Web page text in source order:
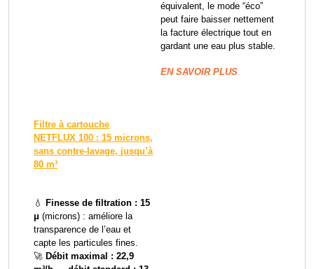
équivalent, le mode “éco”
peut faire baisser nettement
la facture électrique tout en
gardant une eau plus stable.
EN SAVOIR PLUS
Filtre à cartouche
NETFLUX 100 : 15 microns,
sans contre-lavage, jusqu’à
80 m³
💧
Finesse de filtration : 15
μ (microns) : améliore la
transparence de l’eau et
capte les particules fines.
🚀 Débit maximal : 22,9